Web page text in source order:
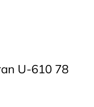
U-610 78